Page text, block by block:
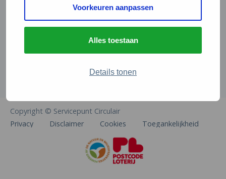
Voorkeuren aanpassen
Alles toestaan
Details tonen
De Natuur en Milieufederaties
Arthur van Schendelstraat 600
info@natuurenmilieufederaties.nl
Copyright © Servicepunt Circulair
Privacy
Disclaimer Cookies Toegankelijkheid